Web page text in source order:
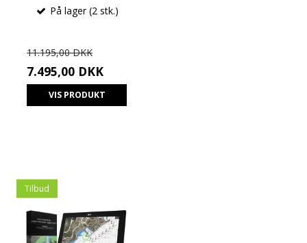
På lager (2 stk.)
11.195,00 DKK
7.495,00 DKK
VIS PRODUKT
Tilbud